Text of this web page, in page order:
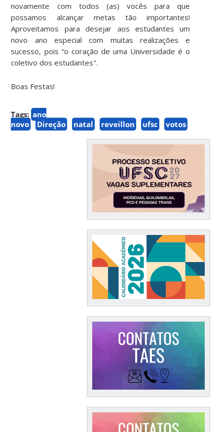
novamente com todos (as) vocês para que
possamos alcançar metas tão importantes!
Aproveitamos para desejar aos estudantes um
novo ano especial com muitas realizações e
sucesso, pois “o coração de uma Universidade é o
coletivo dos estudantes".
Boas Festas!
Tags: ano
novo
Direção natal reveillon ufsc votos